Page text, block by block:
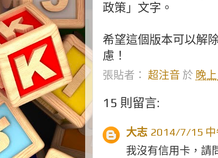
政策」文字。
希望這個版本可以解
慮！
張貼者： 超注音 於 晚
15 則留言:
大志 2014/7/15
我沒有信用卡，請